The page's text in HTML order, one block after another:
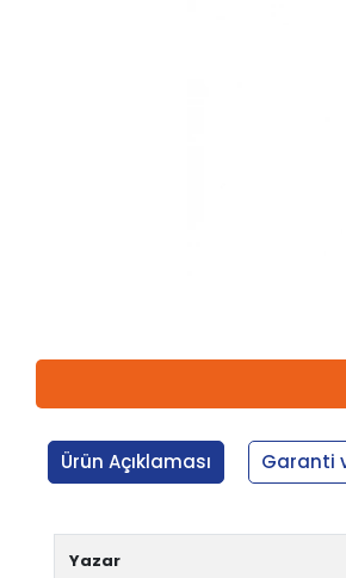
Ürün Açıklaması Garanti
Yazar